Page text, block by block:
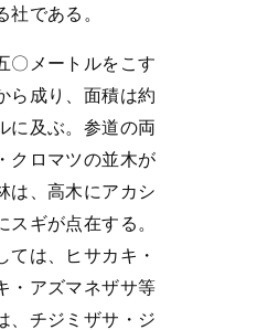
である。
〇メートルをこす
ら成り、面積は約
に及ぶ。参道の両
クロマツの並木が
は、高木にアカシ
ギが点在する。
ては、ヒサカキ・
・アズマネザサ等
、チジミザサ・ジ